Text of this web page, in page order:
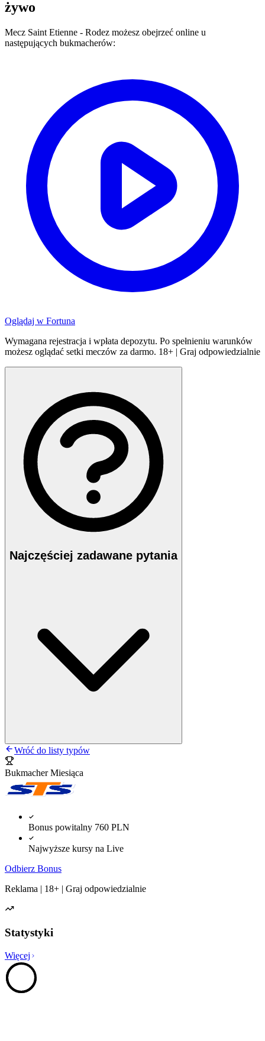
żywo
Mecz Saint Etienne - Rodez możesz obejrzeć online u
następujących bukmacherów:
Oglądaj w Fortuna
Wymagana rejestracja i wpłata depozytu. Po spełnieniu warunków
możesz oglądać setki meczów za darmo. 18+ | Graj odpowiedzialnie
Najczęściej zadawane pytania
Wróć do listy typów
Bukmacher Miesiąca
Bonus powitalny 760 PLN
Najwyższe kursy na Live
Odbierz Bonus
Reklama | 18+ | Graj odpowiedzialnie
Statystyki
Więcej